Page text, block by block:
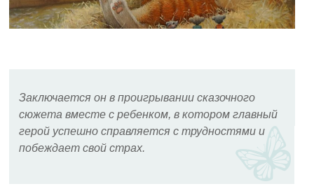
Заключается он в проигрывании сказочного
сюжета вместе с ребенком, в котором главный
герой успешно справляется с трудностями и
побеждает свой страх.